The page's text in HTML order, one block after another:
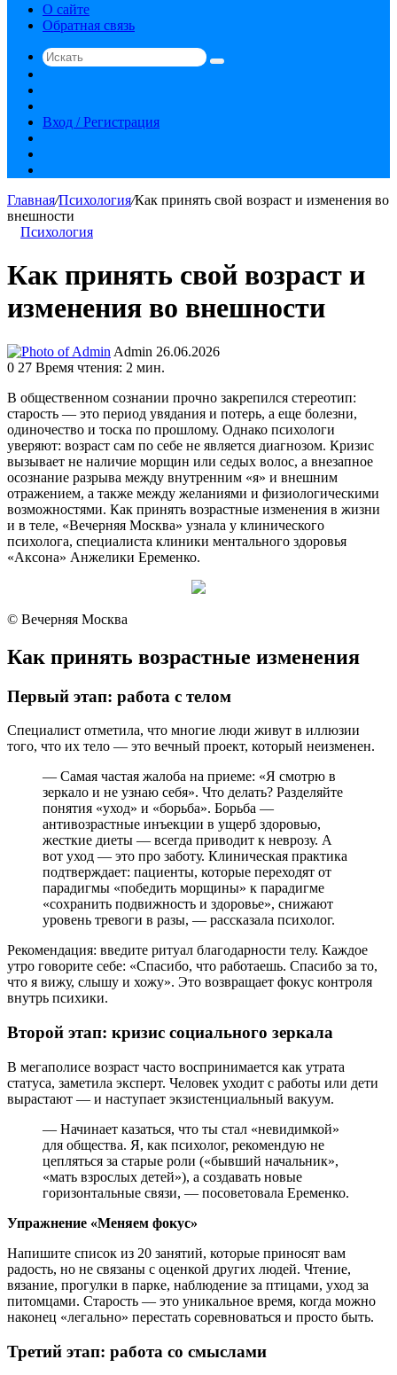
О сайте
Обратная связь
Искать
статья
Вход / Регистрация
Главная/Психология/Как принять свой возраст и изменения во
внешности
Психология
Как принять свой возраст и
изменения во внешности
Admin Send
an
26.06.2026
0 27 Время чтения: 2 мин.
В общественном сознании прочно закрепился стереотип:
старость — это период увядания и потерь, а еще болезни,
одиночество и тоска по прошлому. Однако психологи
уверяют: возраст сам по себе не является диагнозом. Кризис
вызывает не наличие морщин или седых волос, а внезапное
осознание разрыва между внутренним «я» и внешним
отражением, а также между желаниями и физиологическими
возможностями. Как принять возрастные изменения в жизни
и в теле, «Вечерняя Москва» узнала у клинического
психолога, специалиста клиники ментального здоровья
«Аксона» Анжелики Еременко.
© Вечерняя Москва
Как принять возрастные изменения
Первый этап: работа с телом
Специалист отметила, что многие люди живут в иллюзии
того, что их тело — это вечный проект, который неизменен.
— Самая частая жалоба на приеме: «Я смотрю в
зеркало и не узнаю себя». Что делать? Разделяйте
понятия «уход» и «борьба». Борьба —
антивозрастные инъекции в ущерб здоровью,
жесткие диеты — всегда приводит к неврозу. А
вот уход — это про заботу. Клиническая практика
подтверждает: пациенты, которые переходят от
парадигмы «победить морщины» к парадигме
«сохранить подвижность и здоровье», снижают
уровень тревоги в разы, — рассказала психолог.
Рекомендация: введите ритуал благодарности телу. Каждое
утро говорите себе: «Спасибо, что работаешь. Спасибо за то,
что я вижу, слышу и хожу». Это возвращает фокус контроля
внутрь психики.
Второй этап: кризис социального зеркала
В мегаполисе возраст часто воспринимается как утрата
статуса, заметила эксперт. Человек уходит с работы или дети
вырастают — и наступает экзистенциальный вакуум.
— Начинает казаться, что ты стал «невидимкой»
для общества. Я, как психолог, рекомендую не
цепляться за старые роли («бывший начальник»,
«мать взрослых детей»), а создавать новые
горизонтальные связи, — посоветовала Еременко.
Упражнение «Меняем фокус»
Напишите список из 20 занятий, которые приносят вам
радость, но не связаны с оценкой других людей. Чтение,
вязание, прогулки в парке, наблюдение за птицами, уход за
питомцами. Старость — это уникальное время, когда можно
наконец «легально» перестать соревноваться и просто быть.
Третий этап: работа со смыслами